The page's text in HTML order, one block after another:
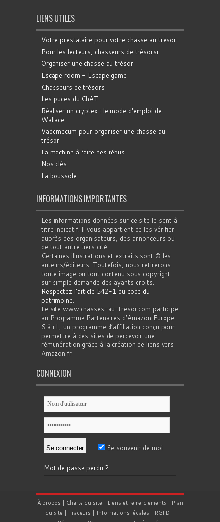
LIENS UTILES
Votre prestataire pour votre chasse au trésor
Pour les lecteurs, chasseurs de trésorsr
Organiser une chasse au trésor
Escape room - Escape game
Chasseurs de trésors
Les puces du ChAT
Réaliser un cryptex : le mode d'emploi de
Wallace
Vademecum pour organiser une chasse au
trésor
La machine à faire des rébus
Nos clés
La boussole
INFORMATIONS IMPORTANTES
Les informations données sur ce site le sont à
titre indicatif. Il vous appartient de les vérifier
auprès des organisateurs, des annonceurs ou
de tout autre tiers cité.
Certaines illustrations et extraits sont © les
auteurs/éditeurs. Toutefois, nous retirerons
toute image ou tout contenu sous copyright
sur simple demande des ayants droits.
Respectez l'article 542-1 du code du
patrimoine.
Le site www.chasses-au-tresor.com participe
au Programme Partenaires d’Amazon Europe
S.à r.l., un programme d’affiliation conçu pour
permettre à des sites de percevoir une
rémunération grâce à la création de liens vers
Amazon.fr
CONNEXION
Se souvenir de moi
Mot de passe perdu ?
À propos | Charte du site | Liens et remerciements | Plan
du site | Traceurs | Informations légales | RGPD -